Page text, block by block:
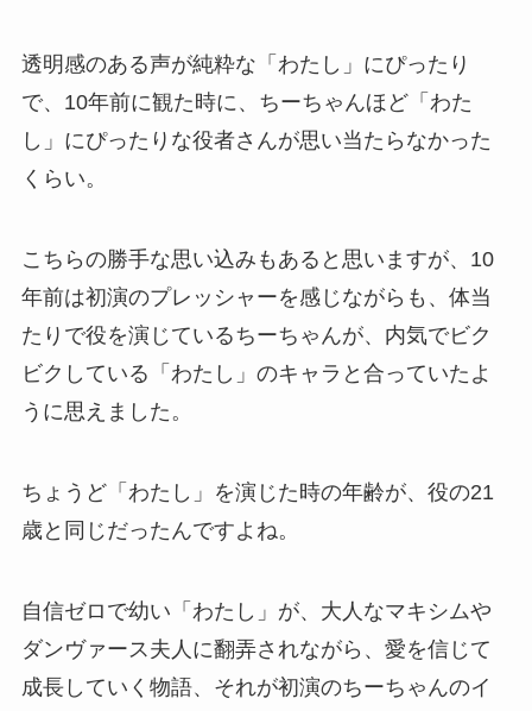
透明感のある声が純粋な「わたし」にぴったり
で、10年前に観た時に、ちーちゃんほど「わた
し」にぴったりな役者さんが思い当たらなかった
くらい。
こちらの勝手な思い込みもあると思いますが、10
年前は初演のプレッシャーを感じながらも、体当
たりで役を演じているちーちゃんが、内気でビク
ビクしている「わたし」のキャラと合っていたよ
うに思えました。
ちょうど「わたし」を演じた時の年齢が、役の21
歳と同じだったんですよね。
自信ゼロで幼い「わたし」が、大人なマキシムや
ダンヴァース夫人に翻弄されながら、愛を信じて
成長していく物語、それが初演のちーちゃんのイ